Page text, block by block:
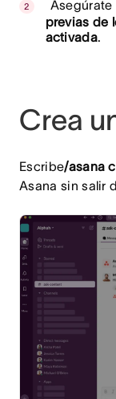
Asegúrate
previas de
activada.
Crea
Escribe/asana
Asana sin salir